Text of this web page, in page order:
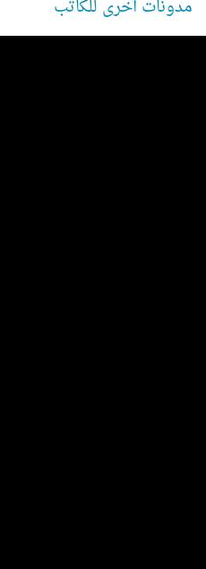
مدونات أخرى للكاتب